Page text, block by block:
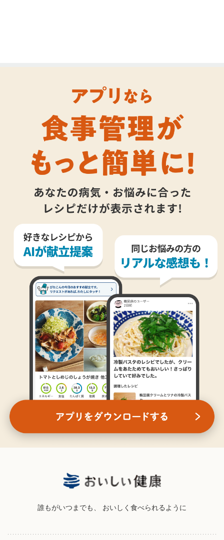
誰もがいつまでも、 おいしく食べられるように